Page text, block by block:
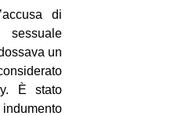
di
un
È stato